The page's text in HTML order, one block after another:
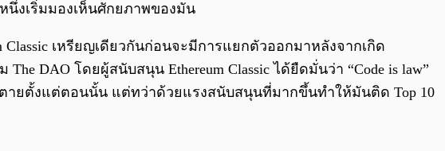
งเริ่มมองเห็นศักยภาพของมัน
Classic เหรียญเดียวกันก่อนจะมีการแยกตัวออกมาหลังจากเกิด
DAO โดยผู้สนับสนุน Ethereum Classic ได้ยืดมั่นว่า “Code is law”
ายตั้งแต่ตอนนั้น แต่ทว่าด้วยแรงสนับสนุนที่มากขึ้นทำให้มันติด Top 10